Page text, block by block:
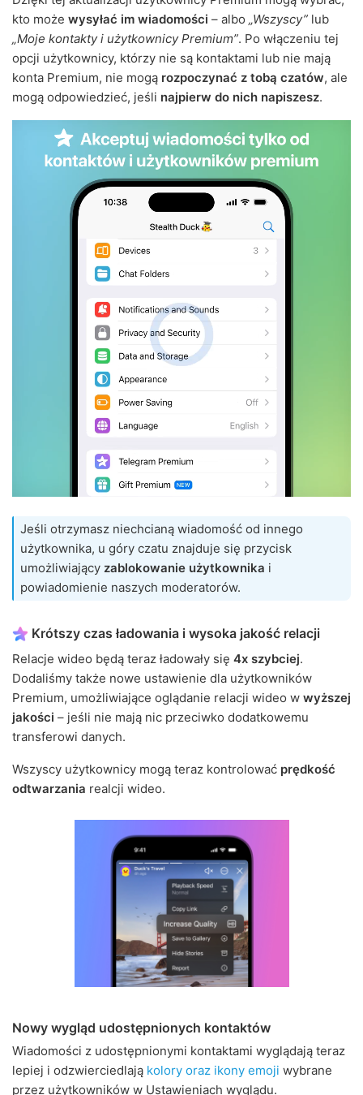
kto może wysyłać im wiadomości – albo „Wszyscy” lub
„Moje kontakty i użytkownicy Premium”. Po włączeniu tej
opcji użytkownicy, którzy nie są kontaktami lub nie mają
konta Premium, nie mogą rozpoczynać z tobą czatów, ale
mogą odpowiedzieć, jeśli najpierw do nich napiszesz.
Jeśli otrzymasz niechcianą wiadomość od innego
użytkownika, u góry czatu znajduje się przycisk
umożliwiający zablokowanie użytkownika i
powiadomienie naszych moderatorów.
Krótszy czas ładowania i wysoka jakość relacji
Relacje wideo będą teraz ładowały się 4x szybciej.
Dodaliśmy także nowe ustawienie dla użytkowników
Premium, umożliwiające oglądanie relacji wideo w wyższej
jakości – jeśli nie mają nic przeciwko dodatkowemu
transferowi danych.
Wszyscy użytkownicy mogą teraz kontrolować prędkość
odtwarzania realcji wideo.
Nowy wygląd udostępnionych kontaktów
Wiadomości z udostępnionymi kontaktami wyglądają teraz
lepiej i odzwierciedlają kolory oraz ikony emoji wybrane
przez użytkowników w Ustawieniach wyglądu.